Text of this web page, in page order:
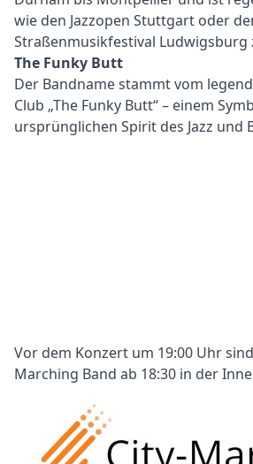
wie den Jazzopen Stuttgart oder
Straßenmusikfestival Ludwigsburg
The Funky Butt
Der Bandname stammt vom
Club „The Funky Butt“ – einem
ursprünglichen Spirit des Jazz und
Text
Vor dem Konzert um 19:00 Uhr
Marching Band ab 18:30 in der